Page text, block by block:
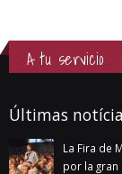
A tu servicio
Últimas
La Fira de
por la